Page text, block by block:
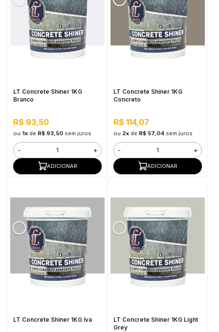
LT Concrete Shiner 1KG
Branco
R$ 93,50
ou 1xde R$ 93,50 sem juros
- +
ADICIONAR
LT Concrete Shiner 1KG
Concreto
R$ 114,07
ou 2xde R$ 57,04 sem juros
- +
ADICIONAR
LT Concrete Shiner 1KG Iva
LT Concrete Shiner 1KG Light
Grey